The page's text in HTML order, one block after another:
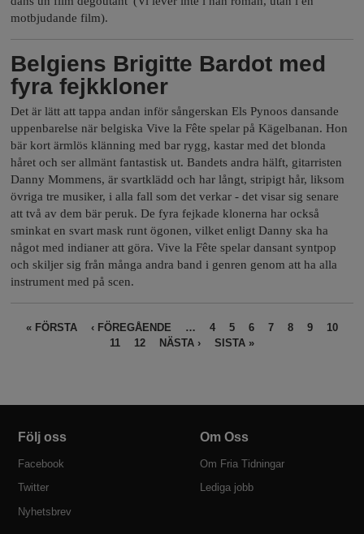
motbjudande film).
Belgiens Brigitte Bardot med
fyra fejkkloner
Det är lätt att tappa andan inför sångerskan Els Pynoos dansande
uppenbarelse när belgiska Vive la Fête spelar på Kägelbanan. Hon
bär kort ärmlös klänning med bar rygg, kastar med det blonda
håret och ser allmänt fantastisk ut. Bandets andra hälft, gitarristen
Danny Mommens, är svartklädd och har långt, stripigt hår, liksom
övriga tre musiker, i alla fall som det verkar - det visar sig senare
att två av dem bär peruk. De fyra fejkade klonerna har också
sminkat en svart mask runt ögonen, vilket enligt Danny ska ha
något med indianer att göra. Vive la Fête spelar dansant syntpop
och skiljer sig från många andra band i genren genom att ha alla
instrument med på scen.
S« FÖRSTA ‹ FÖREGÅENDE … 4 5 6 7 8 9
10
11
12 NÄSTA › SISTA »
Följ oss
Facebook
Twitter
Nyhetsbrev
Om Oss
Om Fria Tidningar
Lediga jobb